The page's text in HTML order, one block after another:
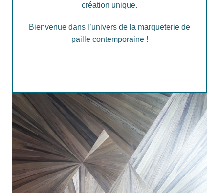
création unique.
Bienvenue dans l’univers de la marqueterie de
paille contemporaine !